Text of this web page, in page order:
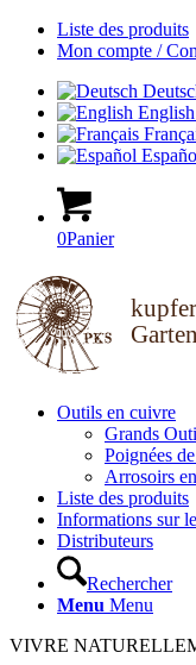
Liste des produits
Mon compte /
English
0Panier
Outils en cuivre
Grands
Poignées
Arrosoirs
Liste des produits
Informations sur
Distributeurs
Rechercher
Menu Menu
VIVRE